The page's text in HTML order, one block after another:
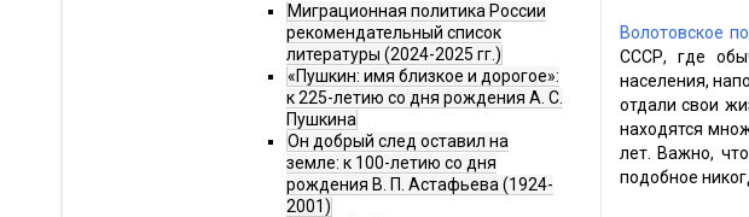
Миграционная политика России
рекомендательный список
литературы (2024-2025 гг.)
«Пушкин: имя близкое и дорогое»:
к 225-летию со дня рождения А. С.
Пушкина
Он добрый след оставил на
земле: к 100-летию со дня
рождения В. П. Астафьева (1924-
2001)
Волотовское
СССР, где
населения,
отдали свои
находятся
лет. Важно,
подобное